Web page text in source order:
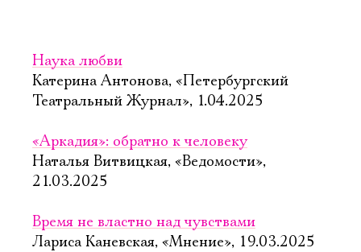
Наука любви
Катерина Антонова, «Петербургский
Театральный Журнал», 1.04.2025
«Аркадия»: обратно к человеку
Наталья Витвицкая, «Ведомости»,
21.03.2025
Время не властно над чувствами
Лариса Каневская, «Мнение», 19.03.2025
Ознакомиться